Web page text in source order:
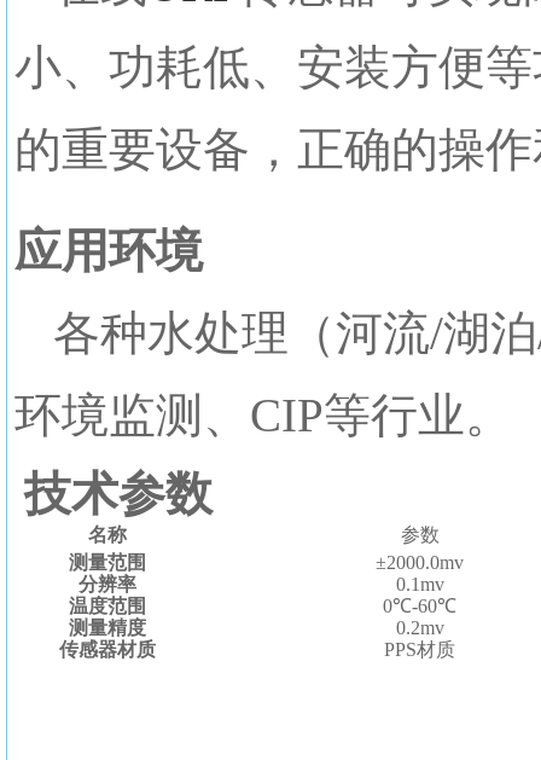
小、功耗低、安装方便
的重要设备，正确的操
应用环境
各种水处理（河流/湖
环境监测、CIP等行业。
技术参数
名称
参数
测量范围
±2000.0mv
分辨率
0.1mv
温度范围
0℃-60℃
测量精度
0.2mv
传感器材质
PPS材质